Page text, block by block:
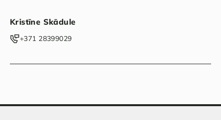
Kristīne Skādule
‭+371 28399029‬